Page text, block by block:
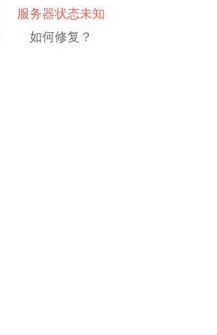
服务器状态未知
如何修复？